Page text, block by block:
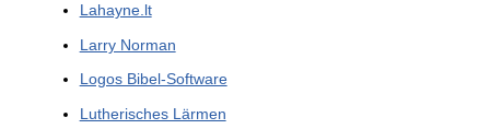
Lahayne.lt
Larry Norman
Logos Bibel-Software
Lutherisches Lärmen